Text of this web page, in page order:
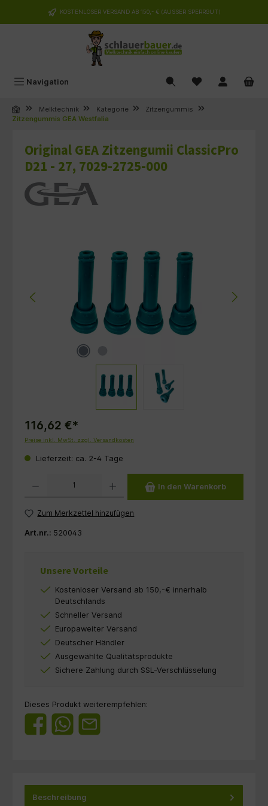
springen KOSTENLOSER VERSAND AB 150,- € (AUSSER SPERRGUT)
Navigation
Melktechnik Kategorie
Zitzengummis
Zitzengummis GEA Westfalia
Original GEA Zitzengumii ClassicPro
D21 - 27, 7029-2725-000
116,62 €*
Preise inkl. MwSt. zzgl. Versandkosten
Lieferzeit: ca. 2-4 Tage
In den Warenkorb
Zum Merkzettel hinzufügen
Art.nr.: 520043
Unsere Vorteile
Kostenloser Versand ab 150,-€ innerhalb
Deutschlands
Schneller Versand
Europaweiter Versand
Deutscher Händler
Ausgewählte Qualitätsprodukte
Sichere Zahlung durch SSL-Verschlüsselung
Dieses Produkt weiterempfehlen:
Beschreibung